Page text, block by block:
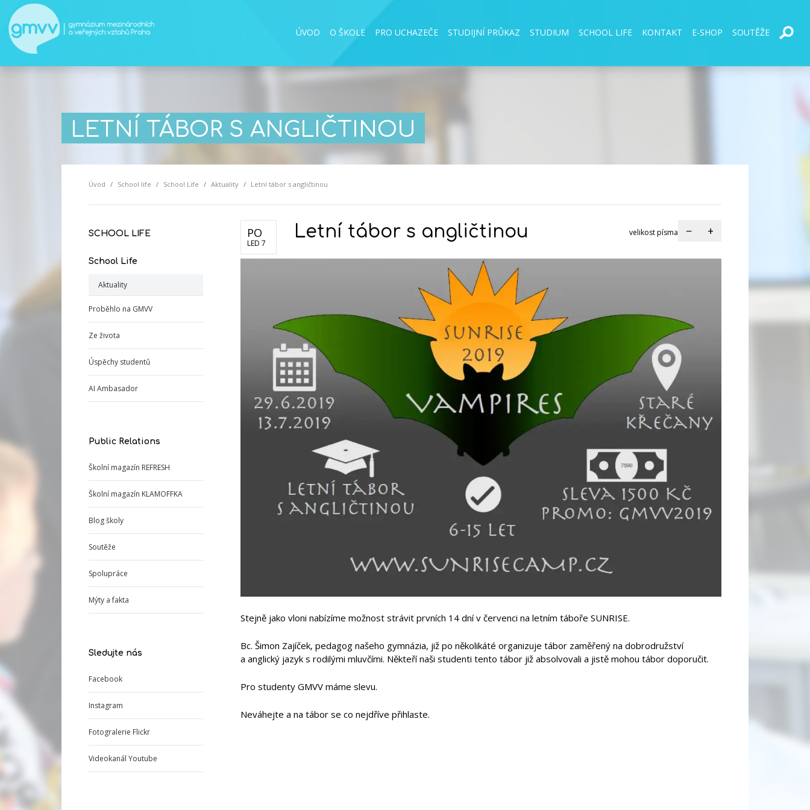
ÚVOD O ŠKOLE PRO UCHAZEČE STUDIJNÍ PRŮKAZ STUDIUM SCHOOL LIFE KONTAKT E-SHOP SOUTĚŽE
LETNÍ TÁBOR S ANGLIČTINOU
Úvod School life School Life Aktuality Letní tábor s angličtinou
SCHOOL LIFE
School Life
Aktuality
Proběhlo na GMVV
Ze života
Úspěchy studentů
AI Ambasador
Public Relations
Školní magazín REFRESH
Školní magazín KLAMOFFKA
Blog školy
Soutěže
Spolupráce
Mýty a fakta
Sledujte nás
Facebook
Instagram
Fotogralerie Flickr
Videokanál Youtube
PO
LED 7
Letní tábor s angličtinou velikost písma − +
Stejně jako vloni nabízíme možnost strávit prvních 14 dní v červenci na letním táboře SUNRISE.
Bc. Šimon Zajíček, pedagog našeho gymnázia, již po několikáté organizuje tábor zaměřený na dobrodružství
a anglický jazyk s rodilými mluvčími. Někteří naši studenti tento tábor již absolvovali a jistě mohou tábor doporučit.
Pro studenty GMVV máme slevu.
Neváhejte a na tábor se co nejdříve přihlaste.